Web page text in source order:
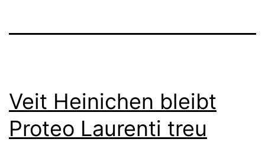
Veit Heinichen bleibt
Proteo Laurenti treu